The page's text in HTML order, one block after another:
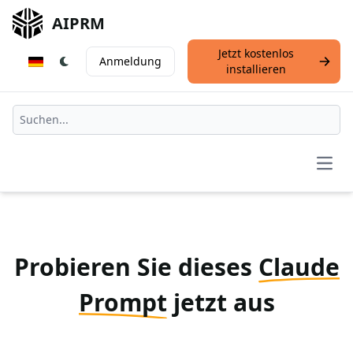
AIPRM
Anmeldung
Jetzt kostenlos
installieren
Probieren Sie dieses Claude
Prompt jetzt aus